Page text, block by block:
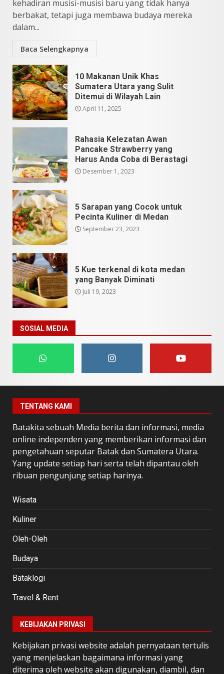
5
Mei 25, 2026
kehadiran musisi-musisi baru yang tidak hanya
berbakat, tetapi juga membawa budaya mereka
dalam...
Baca Selengkapnya
10 Makanan Unik Khas
Sumatera Utara yang Sulit
Ditemui di Wilayah Lain
April 11, 2025
Rahasia Kelezatan Awan
Pancake Strawberry yang
Harus Anda Coba di Berastagi
Desember 1, 2023
5 Sarapan yang Cocok untuk
Pecinta Kuliner di Medan
September 23, 2023
5 Kue terkenal di kota medan
yang Banyak Diminati
Juli 19, 2023
SOSIAL MEDIA
TENTANG KAMI
Batakita sebuah Media berita dan informasi, media
online independen yang memberikan informasi dan
pengetahuan seputar Batak dan Sumatera Utara.
Yang update setiap hari serta telah dipantau oleh
ribuan pengunjung setiap harinya.
Wisata
Kuliner
Oleh-Oleh
Budaya
Bataklogi
Travel & Rent
KEBIJAKAN PRIVASI
Kebijakan privasi website adalah pernyataan tertulis
yang menjelaskan bagaimana informasi yang
diterima oleh website akan digunakan, diambil, dan